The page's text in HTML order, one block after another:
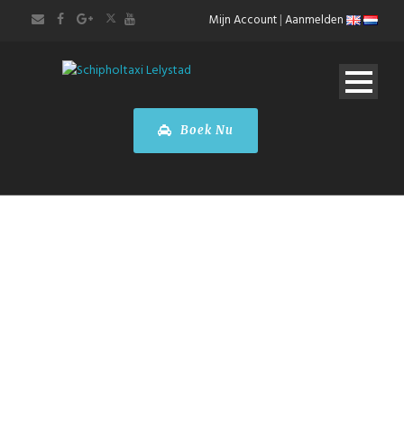
Mijn Account|Aanmelden
Boek Nu